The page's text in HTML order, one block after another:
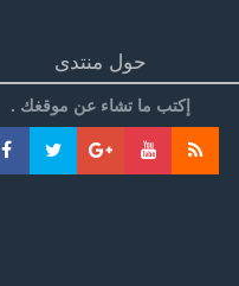
حول منتدى
إكتب ما تشاء عن موقغك .